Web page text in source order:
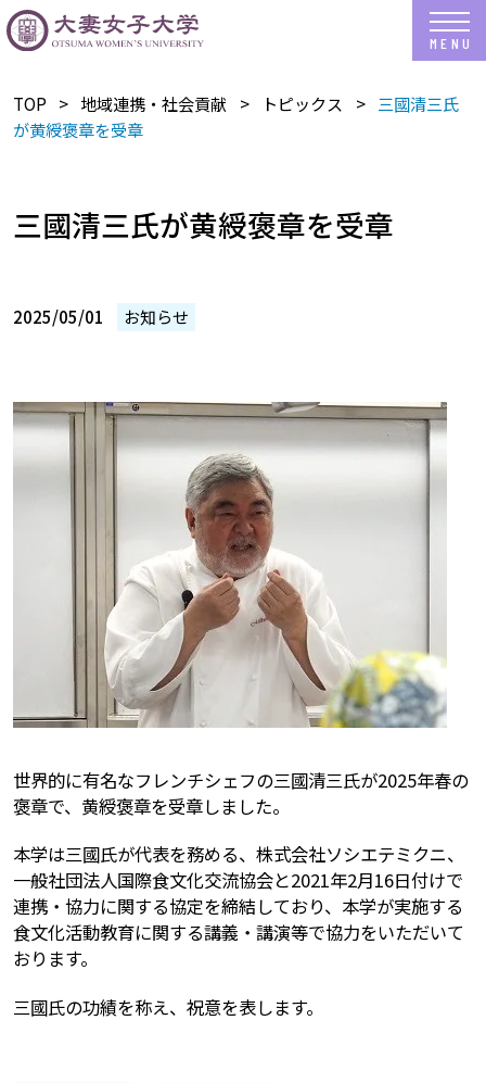
TOP 地域連携・社会貢献 トピックス
三國清三氏
が黄綬褒章を受章
三國清三氏が黄綬褒章を受章
2025/05/01 お知らせ
世界的に有名なフレンチシェフの三國清三氏が2025年春の
褒章で、黄綬褒章を受章しました。
本学は三國氏が代表を務める、株式会社ソシエテミクニ、
一般社団法人国際食文化交流協会と2021年2月16日付けで
連携・協力に関する協定を締結しており、本学が実施する
食文化活動教育に関する講義・講演等で協力をいただいて
おります。
三國氏の功績を称え、祝意を表します。